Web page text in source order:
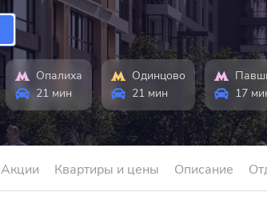
Опалиха
21 мин
Одинцово
21 мин
17
Акции Квартиры и цены Описание